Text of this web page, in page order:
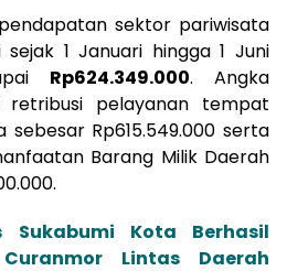
sektor pariwisata
sejak 1 Januari hingga 1 Juni
Rp624.349.000. Angka
pelayanan tempat
Rp615.549.000 serta
Barang Milik Daerah
Sukabumi Kota Berhasil
Lintas Daerah